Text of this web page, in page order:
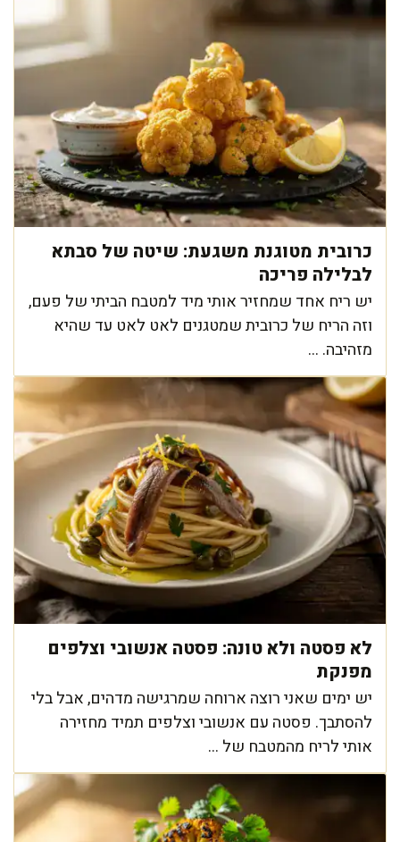
כרובית מטוגנת משגעת: שיטה של סבתא
לבלילה פריכה
יש ריח אחד שמחזיר אותי מיד למטבח הביתי של פעם,
וזה הריח של כרובית שמטגנים לאט לאט עד שהיא
מזהיבה. ...
לא פסטה ולא טונה: פסטה אנשובי וצלפים
מפנקת
יש ימים שאני רוצה ארוחה שמרגישה מדהים, אבל בלי
להסתבך. פסטה עם אנשובי וצלפים תמיד מחזירה
אותי לריח מהמטבח של ...